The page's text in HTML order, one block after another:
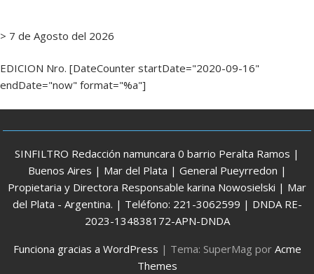
> 7 de Agosto del 2026
EDICION Nro. [DateCounter startDate="2020-09-16"
endDate="now" format="%a"]
SINFILTRO Redacción namuncara 0 barrio Peralta Ramos |
Buenos Aires | Mar del Plata | General Pueyrredon |
Propietaria y Directora Responsable karina Nowosielski | Mar
del Plata - Argentina. | Teléfono: 221-3062599 | DNDA RE-
2023-134838172-APN-DNDA
Funciona gracias a WordPress | Tema: SuperMag por Acme
Themes